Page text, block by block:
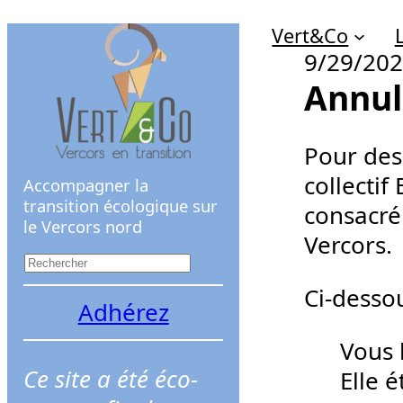
Aller
Accompagner la
transition écologique sur
le Vercors nord
R
e
e
Adhérez
Ce site a été éco-
Vert&Co
9/29/
Pour
collectif
Vercors.
Ci-
Vous
Elle